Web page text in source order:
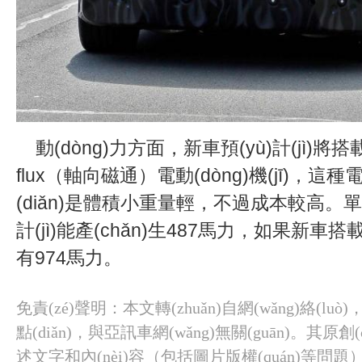
flux（軸向磁通）電動(dòng)機(jī)，這種
(diǎn)是體積小重量輕，不過成本較高。
計(jì)能產(chǎn)生487馬力，如果新車搭
有974馬力。
免責(zé)聲明：本文轉(zhuǎn)自網(wǎng)絡
點(diǎn)，與亞訊車網(wǎng)無關(guān)。其原
述文字和內(nèi)容（包括圖片版權(quán)等問題